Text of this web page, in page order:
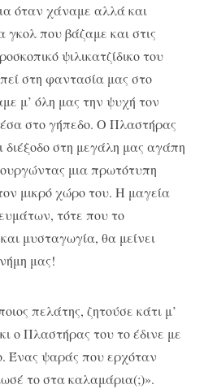
όταν χάναμε αλλά και
γκολ που βάζαμε και στις
ψιλικατζίδικο του
στη φαντασία μας στο
μ’ όλη μας την ψυχή τον
στο γήπεδο. Ο Πλαστήρας
διέξοδο στη μεγάλη μας αγάπη
μια πρωτότυπη
μικρό χώρο του. Η μαγεία
τότε που το
μυσταγωγία, θα μείνει
μας!
πελάτης, ζητούσε κάτι μ’
ο Πλαστήρας του το έδινε με
Ένας ψαράς που ερχόταν
το στα καλαμάρια(;)».